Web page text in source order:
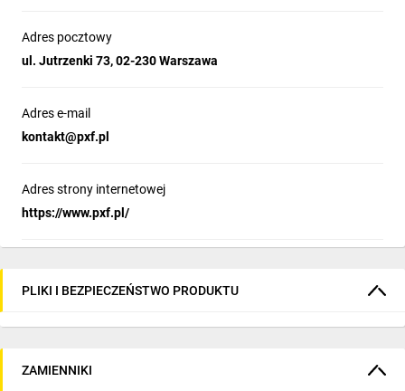
Adres pocztowy
ul. Jutrzenki 73, 02-230 Warszawa
Adres e-mail
kontakt@pxf.pl
Adres strony internetowej
https://www.pxf.pl/
PLIKI I BEZPIECZEŃSTWO PRODUKTU
ZAMIENNIKI